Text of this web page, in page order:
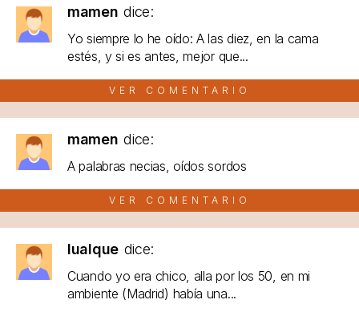
mamen dice:
Yo siempre lo he oído: A las diez, en la cama
estés, y si es antes, mejor que...
VER COMENTARIO
mamen dice:
A palabras necias, oídos sordos
VER COMENTARIO
lualque dice:
Cuando yo era chico, alla por los 50, en mi
ambiente (Madrid) había una...